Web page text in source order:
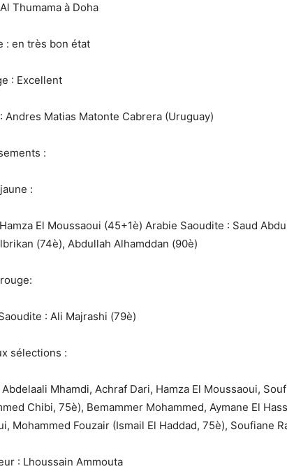
Thumama à Doha
: en très bon état
: Excellent
Andres Matias Matonte Cabrera (Uruguay)
:
:
El Moussaoui (45+1è) Arabie Saoudite : Saud
(74è), Abdullah Alhamddan (90è)
: Ali Majrashi (79è)
sélections :
Abdelaali Mhamdi, Achraf Dari, Hamza El Moussaoui,
Chibi, 75è), Bemammer Mohammed, Aymane El
Mohammed Fouzair (Ismail El Haddad, 75è), Soufiane
: Lhoussain Ammouta